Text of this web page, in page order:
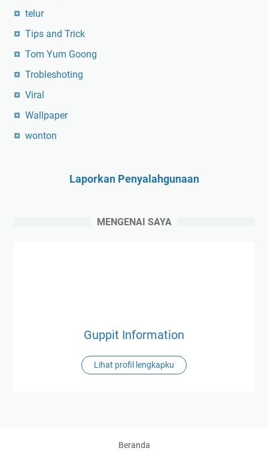
telur
Tips and Trick
Tom Yum Goong
Trobleshoting
Viral
Wallpaper
wonton
Laporkan Penyalahgunaan
MENGENAI SAYA
Guppit Information
Lihat profil lengkapku
Beranda